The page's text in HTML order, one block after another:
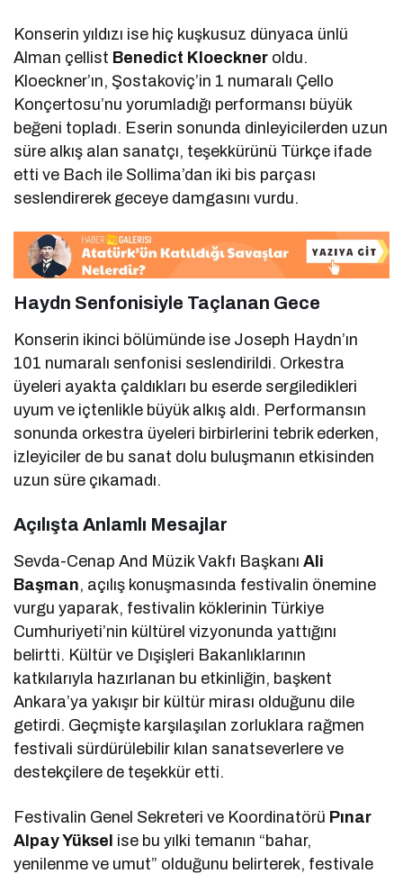
Konserin yıldızı ise hiç kuşkusuz dünyaca ünlü
Alman çellist Benedict Kloeckner oldu.
Kloeckner’ın, Şostakoviç’in 1 numaralı Çello
Konçertosu’nu yorumladığı performansı büyük
beğeni topladı. Eserin sonunda dinleyicilerden uzun
süre alkış alan sanatçı, teşekkürünü Türkçe ifade
etti ve Bach ile Sollima’dan iki bis parçası
seslendirerek geceye damgasını vurdu.
Haydn Senfonisiyle Taçlanan Gece
Konserin ikinci bölümünde ise Joseph Haydn’ın
101 numaralı senfonisi seslendirildi. Orkestra
üyeleri ayakta çaldıkları bu eserde sergiledikleri
uyum ve içtenlikle büyük alkış aldı. Performansın
sonunda orkestra üyeleri birbirlerini tebrik ederken,
izleyiciler de bu sanat dolu buluşmanın etkisinden
uzun süre çıkamadı.
Açılışta Anlamlı Mesajlar
Sevda-Cenap And Müzik Vakfı BaşkanıAli
Başman, açılış konuşmasında festivalin önemine
vurgu yaparak, festivalin köklerinin Türkiye
Cumhuriyeti’nin kültürel vizyonunda yattığını
belirtti. Kültür ve Dışişleri Bakanlıklarının
katkılarıyla hazırlanan bu etkinliğin, başkent
Ankara’ya yakışır bir kültür mirası olduğunu dile
getirdi. Geçmişte karşılaşılan zorluklara rağmen
festivali sürdürülebilir kılan sanatseverlere ve
destekçilere de teşekkür etti.
Festivalin Genel Sekreteri ve Koordinatörü Pınar
Alpay Yüksel ise bu yılki temanın “bahar,
yenilenme ve umut” olduğunu belirterek, festivale